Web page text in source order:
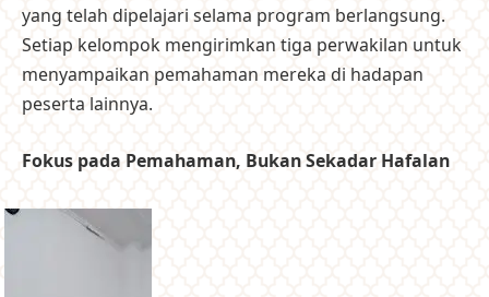
yang telah dipelajari selama program berlangsung.
Setiap kelompok mengirimkan tiga perwakilan untuk
menyampaikan pemahaman mereka di hadapan
peserta lainnya.
Fokus pada Pemahaman, Bukan Sekadar Hafalan